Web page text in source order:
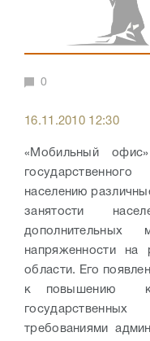
0
16.11.2010 12:30
«Мобильный
населению
занятости
дополнительных
напряженности на
области. Его
к повышению
требованиями